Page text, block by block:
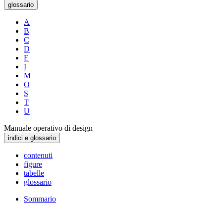
glossario
A
B
C
D
E
I
M
O
S
T
U
Manuale operativo di design
indici e glossario
contenuti
figure
tabelle
glossario
Sommario